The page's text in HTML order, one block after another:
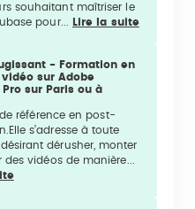
souhaitant maîtriser le
pour... Lire la suite
- Formation en
sur Adobe
sur Paris ou à
de référence en post-
s’adresse à toute
dérusher, monter
des vidéos de manière...